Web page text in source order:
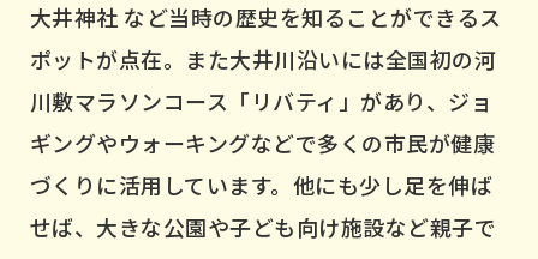
大井神社 など当時の歴史を知ることができるス
ポットが点在。また大井川沿いには全国初の河
川敷マラソンコース「リバティ」があり、ジョ
ギングやウォーキングなどで多くの市民が健康
づくりに活用しています。他にも少し足を伸ば
せば、大きな公園や子ども向け施設など親子で